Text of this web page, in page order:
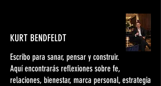
KURT BENDFELDT
Escribo para sanar, pensar y construir.
Aquí encontrarás reflexiones sobre fe,
relaciones, bienestar, marca personal, estrategia